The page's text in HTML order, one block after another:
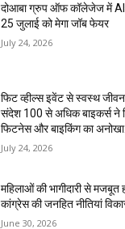
दोआबा ग्रुप ऑफ कॉलेजेज में
25 जुलाई को मेगा जॉब फेयर
July 24, 2026
फिट व्हील्स इवेंट से स्वस्थ
संदेश 100 से अधिक बाइकर्स ने
फिटनेस और बाइकिंग का
July 24, 2026
महिलाओं की भागीदारी से मजबूत
कांग्रेस की जनहित नीतियां
June 30, 2026